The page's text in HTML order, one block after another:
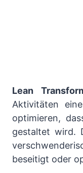
Lean
Aktivitäten
optimieren,
gestaltet wird.
beseitigt oder